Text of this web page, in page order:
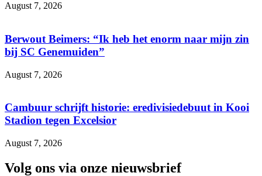
August 7, 2026
Berwout Beimers: “Ik heb het enorm naar mijn zin
bij SC Genemuiden”
August 7, 2026
Cambuur schrijft historie: eredivisiedebuut in Kooi
Stadion tegen Excelsior
August 7, 2026
Volg ons via onze nieuwsbrief